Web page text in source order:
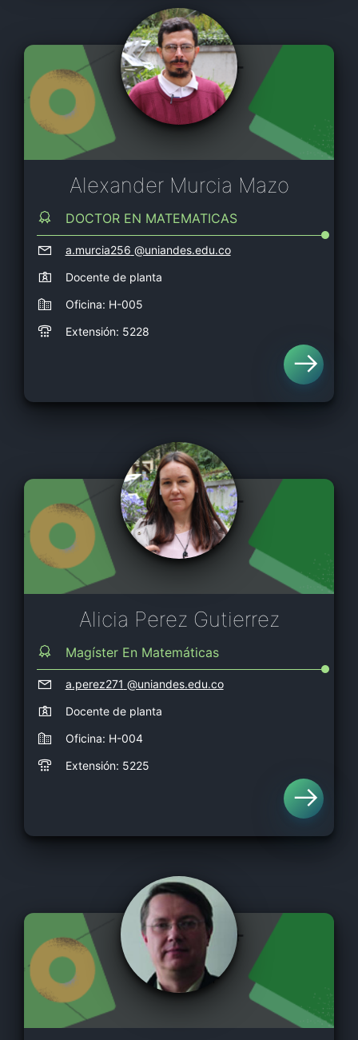
Alexander Murcia Mazo
DOCTOR EN MATEMATICAS
a.murcia256 @uniandes.edu.co
Docente de planta
Oficina: H-005
Extensión: 5228
Alicia Perez Gutierrez
Magíster En Matemáticas
a.perez271 @uniandes.edu.co
Docente de planta
Oficina: H-004
Extensión: 5225